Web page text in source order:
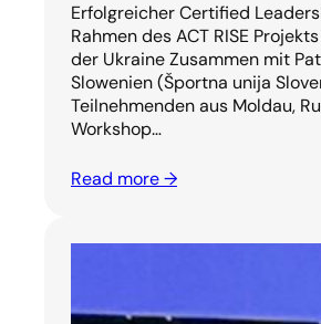
Erfolgreicher Certified
Rahmen des ACT RISE
der Ukraine Zusammen mit
Slowenien (Športna unija
Teilnehmenden aus Moldau,
Workshop…
Read more →